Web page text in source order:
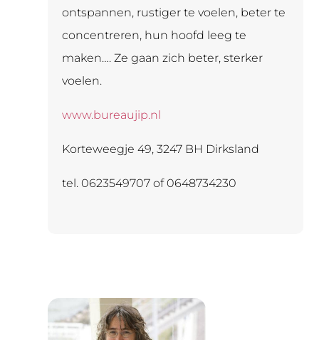
ontspannen, rustiger te voelen, beter te
concentreren, hun hoofd leeg te
maken…. Ze gaan zich beter, sterker
voelen.
www.bureaujip.nl
Korteweegje 49, 3247 BH Dirksland
tel. 0623549707 of 0648734230